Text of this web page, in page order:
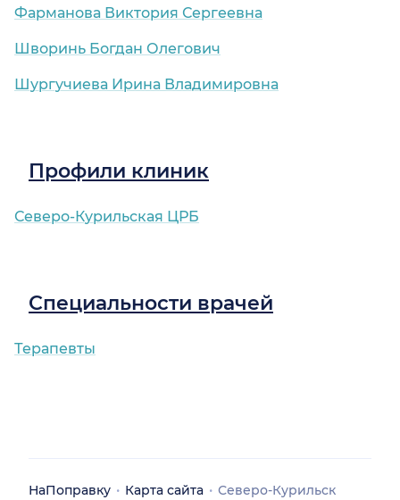
Фарманова Виктория Сергеевна
Шворинь Богдан Олегович
Шургучиева Ирина Владимировна
Профили клиник
Северо-Курильская ЦРБ
Специальности врачей
Терапевты
НаПоправку Карта сайта Северо-Курильск